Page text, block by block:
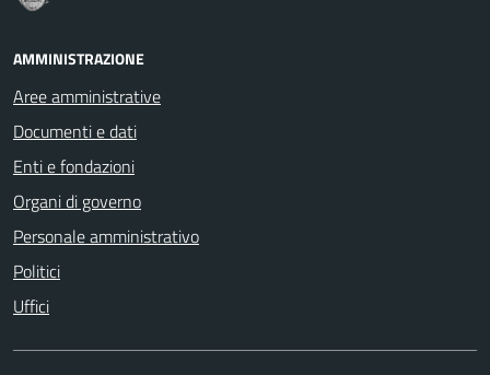
AMMINISTRAZIONE
Aree amministrative
Documenti e dati
Enti e fondazioni
Organi di governo
Personale amministrativo
Politici
Uffici